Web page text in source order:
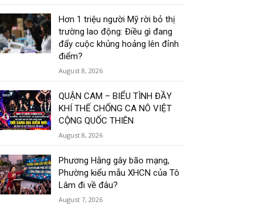
Hơn 1 triệu người Mỹ rời bỏ thị
trường lao động: Điều gì đang
đẩy cuộc khủng hoảng lên đỉnh
điểm?
August 8, 2026
QUẬN CAM – BIỂU TÌNH ĐẦY
KHÍ THẾ CHỐNG CA NÔ VIỆT
CỘNG QUỐC THIÊN
August 8, 2026
Phương Hằng gây bão mạng,
Phường kiểu mẫu XHCN của Tô
Lâm đi về đâu?
August 7, 2026